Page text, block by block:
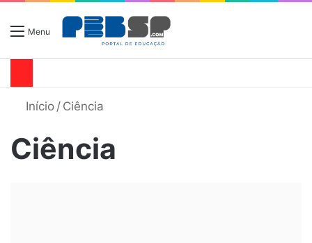
Menu
Início / Ciência
Ciência